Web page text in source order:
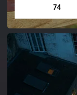
74